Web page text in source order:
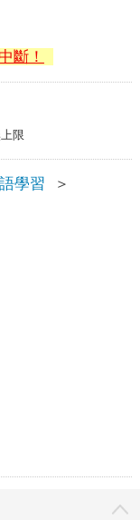
斷！
限
學習
＞